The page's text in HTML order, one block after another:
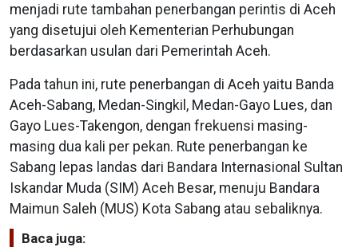
menjadi rute tambahan penerbangan perintis di Aceh
yang disetujui oleh Kementerian Perhubungan
berdasarkan usulan dari Pemerintah Aceh.
Pada tahun ini, rute penerbangan di Aceh yaitu Banda
Aceh-Sabang, Medan-Singkil, Medan-Gayo Lues, dan
Gayo Lues-Takengon, dengan frekuensi masing-
masing dua kali per pekan. Rute penerbangan ke
Sabang lepas landas dari Bandara Internasional Sultan
Iskandar Muda (SIM) Aceh Besar, menuju Bandara
Maimun Saleh (MUS) Kota Sabang atau sebaliknya.
Baca juga: